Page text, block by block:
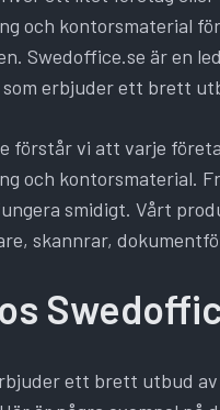
och kontorsmaterial
Swedoffice.se är en
erbjuder ett brett
förstår vi att varje
och kontorsmaterial.
smidigt. Vårt
skannrar,
ett brett utbud